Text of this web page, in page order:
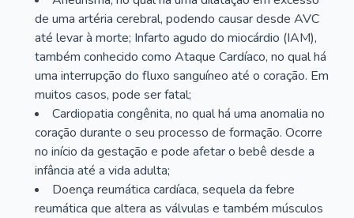
de uma artéria cerebral, podendo causar desde AVC
até levar à morte; Infarto agudo do miocárdio (IAM),
também conhecido como Ataque Cardíaco, no qual há
uma interrupção do fluxo sanguíneo até o coração. Em
muitos casos, pode ser fatal;
Cardiopatia congênita, no qual há uma anomalia no
coração durante o seu processo de formação. Ocorre
no início da gestação e pode afetar o bebê desde a
infância até a vida adulta;
Doença reumática cardíaca, sequela da febre
reumática que altera as válvulas e também músculos